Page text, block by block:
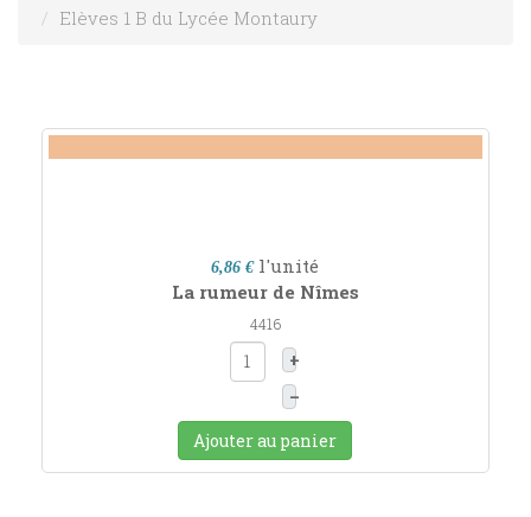
Elèves 1 B du Lycée Montaury
6,86 € l'unité
La rumeur de Nîmes
4416
+
–
Ajouter au panier